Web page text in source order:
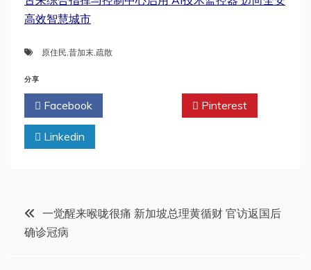
高效智慧城市
原住民 昔加末 疏散
分享
Facebook Pinterest
Linkedin
文
章
一觉醒来喉咙很痛 新加坡总理黄循财 官访返国后
确诊冠病